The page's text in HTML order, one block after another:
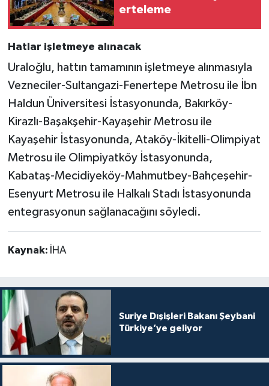
erteleme
Hatlar işletmeye alınacak
Uraloğlu, hattın tamamının işletmeye alınmasıyla
Vezneciler-Sultangazi-Fenertepe Metrosu ile İbn
Haldun Üniversitesi İstasyonunda, Bakırköy-
Kirazlı-Başakşehir-Kayaşehir Metrosu ile
Kayaşehir İstasyonunda, Ataköy-İkitelli-Olimpiyat
Metrosu ile Olimpiyatköy İstasyonunda,
Kabataş-Mecidiyeköy-Mahmutbey-Bahçeşehir-
Esenyurt Metrosu ile Halkalı Stadı İstasyonunda
entegrasyonun sağlanacağını söyledi.
Kaynak: İHA
Suriye Dışişleri Bakanı Şeybani
Türkiye’ye geliyor